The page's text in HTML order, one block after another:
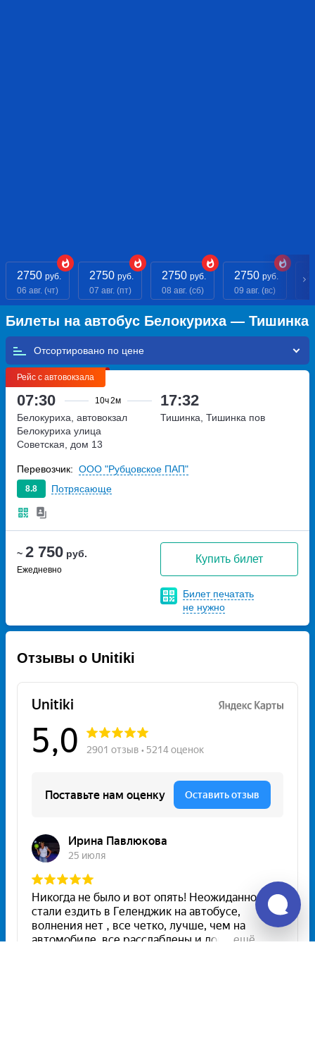
2750 руб.
06 авг. (чт)
2750 руб.
07 авг. (пт)
2750 руб.
08 авг. (сб)
2750 руб.
09 авг. (вс)
Билеты на автобус Белокуриха — Тишинка
Отсортировано по
Рейс с автовокзала
07:30 10ч2м 17:32
~ 2 750 руб.
Ежедневно
Купить билет
Билет печатать
не нужно
Белокуриха, автовокзал
Белокуриха улица
Советская, дом 13
Тишинка, Тишинка пов
8.8 Потрясающе
Перевозчик: ООО "Рубцовское ПАП"
Отзывы о Unitiki